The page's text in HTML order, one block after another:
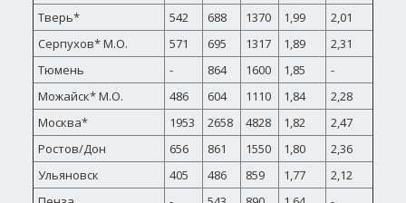
Тверь*
542 688 1370 1,99
2,01
Серпухов* М.О.
571 695 1317 1,89
2,31
Тюмень
- 864 1600 1,85
-
Можайск* М.О.
486 604 1110 1,84
2,28
Москва*
1953 2658 4828 1,82
2,47
Ростов/Дон
656 861 1550 1,80
2,36
Ульяновск
405 486 859 1,77
2,12